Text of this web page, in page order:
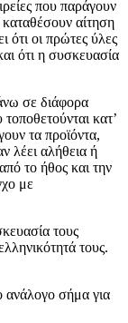
που παράγουν
αίτηση
ότι οι πρώτες ύλες
ότι η συσκευασία
σε διάφορα
κατ’
τα προϊόντα,
λέει αλήθεια ή
το ήθος και την
με
τους
τους.
ανάλογο σήμα για